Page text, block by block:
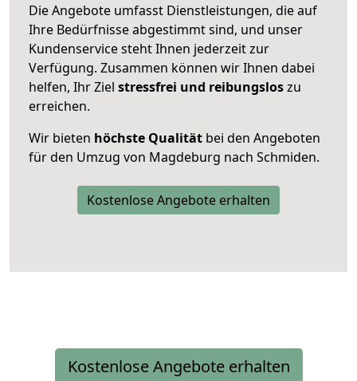
Die Angebote umfasst Dienstleistungen, die auf
Ihre Bedürfnisse abgestimmt sind, und unser
Kundenservice steht Ihnen jederzeit zur
Verfügung. Zusammen können wir Ihnen dabei
helfen, Ihr Ziel stressfrei und reibungsloszu
erreichen.
Wir bieten höchste Qualität bei den Angeboten
für den Umzug von Magdeburg nach Schmiden.
Kostenlose Angebote erhalten
Kostenlose Angebote erhalten